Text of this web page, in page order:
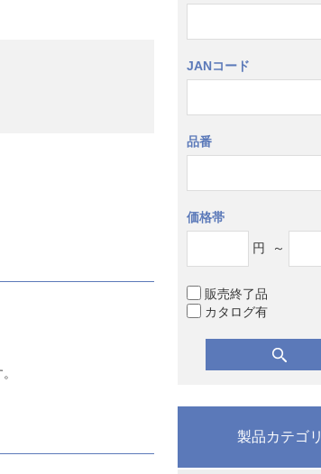
JANコード
品番
価格帯
円 ～
販売終了品
カタログ有
製品カテゴリ